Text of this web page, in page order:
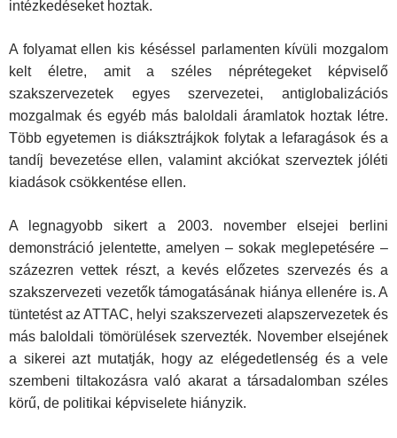
intézkedéseket hoztak.
A folyamat ellen kis késéssel parlamenten kívüli mozgalom
kelt életre, amit a széles néprétegeket képviselő
szakszervezetek egyes szervezetei, antiglobalizációs
mozgalmak és egyéb más baloldali áramlatok hoztak létre.
Több egyetemen is diáksztrájkok folytak a lefaragások és a
tandíj bevezetése ellen, valamint akciókat szerveztek jóléti
kiadások csökkentése ellen.
A legnagyobb sikert a 2003. november elsejei berlini
demonstráció jelentette, amelyen – sokak meglepetésére –
százezren vettek részt, a kevés előzetes szervezés és a
szakszervezeti vezetők támogatásának hiánya ellenére is. A
tüntetést az ATTAC, helyi szakszervezeti alapszervezetek és
más baloldali tömörülések szervezték. November elsejének
a sikerei azt mutatják, hogy az elégedetlenség és a vele
szembeni tiltakozásra való akarat a társadalomban széles
körű, de politikai képviselete hiányzik.